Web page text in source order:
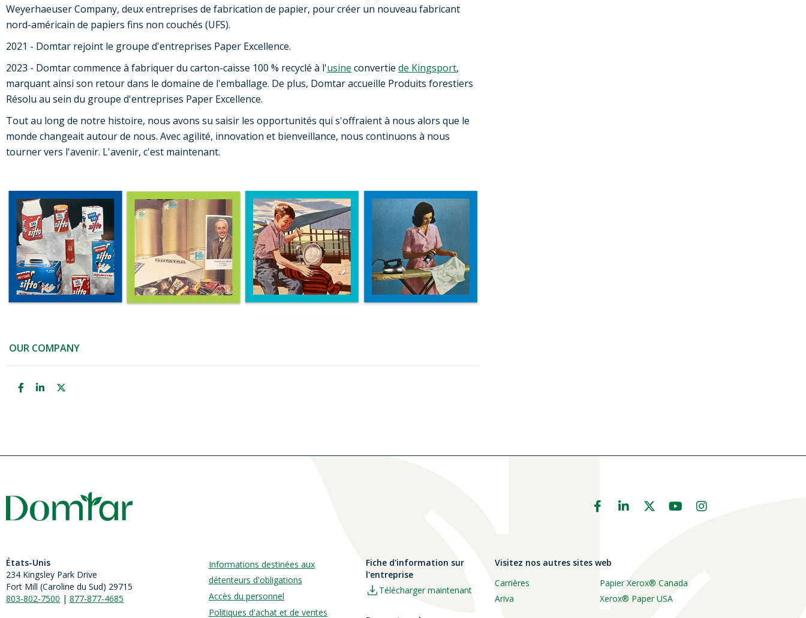
Weyerhaeuser Company, deux entreprises de fabrication de papier, pour créer un nouveau fabricant
nord-américain de papiers fins non couchés (UFS).
2021 - Domtar rejoint le groupe d'entreprises Paper Excellence.
2023 - Domtar commence à fabriquer du carton-caisse 100 % recyclé à l'usine convertie de Kingsport,
marquant ainsi son retour dans le domaine de l'emballage. De plus, Domtar accueille Produits forestiers
Résolu au sein du groupe d'entreprises Paper Excellence.
Tout au long de notre histoire, nous avons su saisir les opportunités qui s'offraient à nous alors que le
monde changeait autour de nous. Avec agilité, innovation et bienveillance, nous continuons à nous
tourner vers l'avenir. L'avenir, c'est maintenant.
OUR COMPANY
États-Unis
234 Kingsley Park Drive
Fort Mill (Caroline du Sud) 29715
803-802-7500 | 877-877-4685
Informations destinées aux
détenteurs d'obligations
Accès du personnel
Politiques d'achat et de ventes
Fiche d'information sur
l'entreprise
Télécharger maintenant
Visitez nos autres sites web
Carrières
Ariva
Papier Xerox® Canada
Xerox® Paper USA